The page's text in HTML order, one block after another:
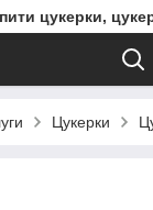
цукерки,
Цукерки